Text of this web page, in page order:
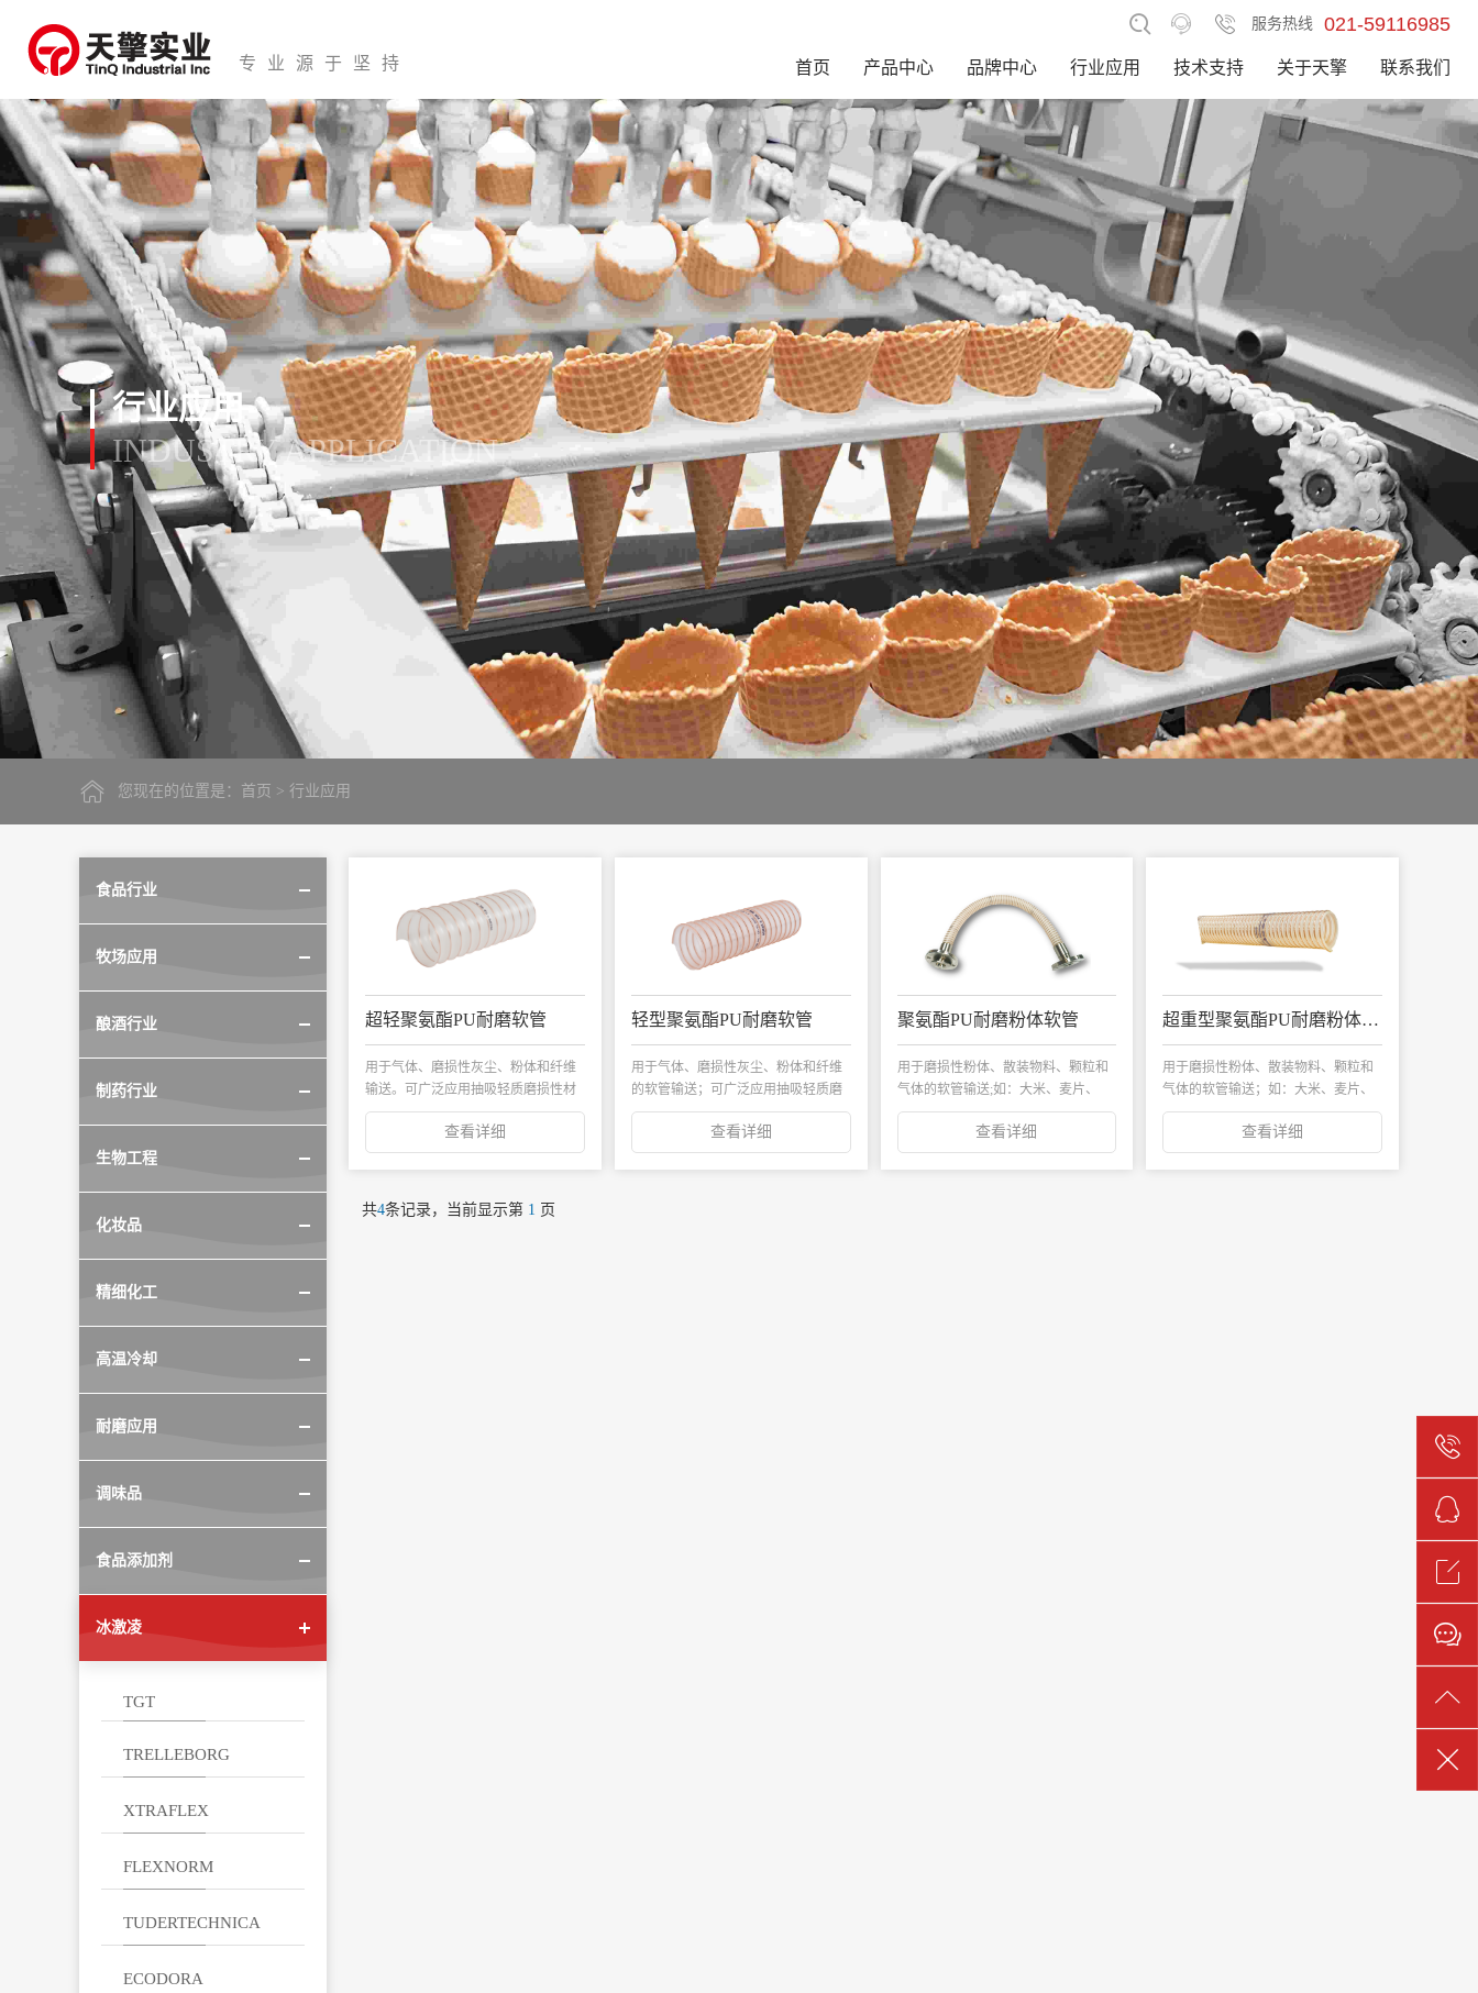
专业源于坚持
服务热线 021-59116985
首页 产品中心 品牌中心 行业应用 技术支持 关于天擎 联系我们
行业应用
INDUSTRY APPLICATION
您现在的位置是： 首页 > 行业应用
食品行业
牧场应用
酿酒行业
制药行业
生物工程
化妆品
精细化工
高温冷却
耐磨应用
调味品
食品添加剂
冰激凌
TGT
TRELLEBORG
XTRAFLEX
FLEXNORM
TUDERTECHNICA
ECODORA
超轻聚氨酯PU耐磨软管
用于气体、磨损性灰尘、粉体和纤维
输送。可广泛应用抽吸轻质磨损性材
料和粉末...
查看详细
轻型聚氨酯PU耐磨软管
用于气体、磨损性灰尘、粉体和纤维
的软管输送；可广泛应用抽吸轻质磨
损性材料...
查看详细
聚氨酯PU耐磨粉体软管
用于磨损性粉体、散装物料、颗粒和
气体的软管输送;如：大米、麦片、
糖、奶粉...
查看详细
超重型聚氨酯PU耐磨粉体软管
用于磨损性粉体、散装物料、颗粒和
气体的软管输送；如：大米、麦片、
糖、奶粉...
查看详细
共4条记录，当前显示第 1 页